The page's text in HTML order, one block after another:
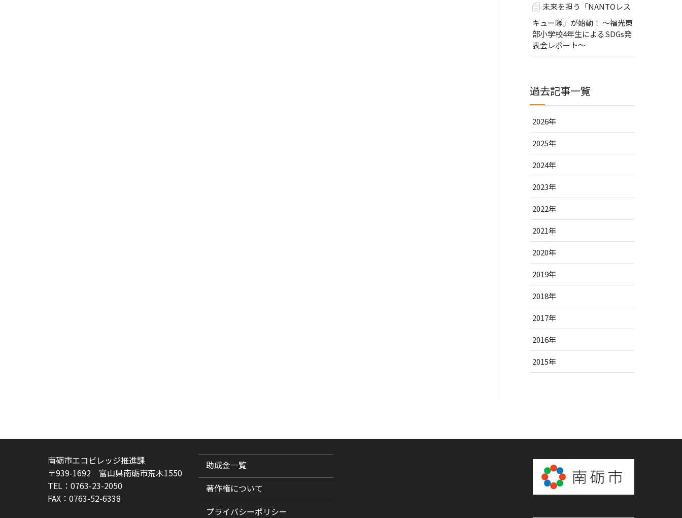
未来を担う「NANTOレス
キュー隊」が始動！ ～福光東
部小学校4年生によるSDGs発
表会レポート～
過去記事一覧
2026年
2025年
2024年
2023年
2022年
2021年
2020年
2019年
2018年
2017年
2016年
2015年
南砺市エコビレッジ推進課
〒939-1692 富山県南砺市荒木1550
TEL：0763-23-2050
FAX：0763-52-6338
助成金一覧
著作権について
プライバシーポリシー